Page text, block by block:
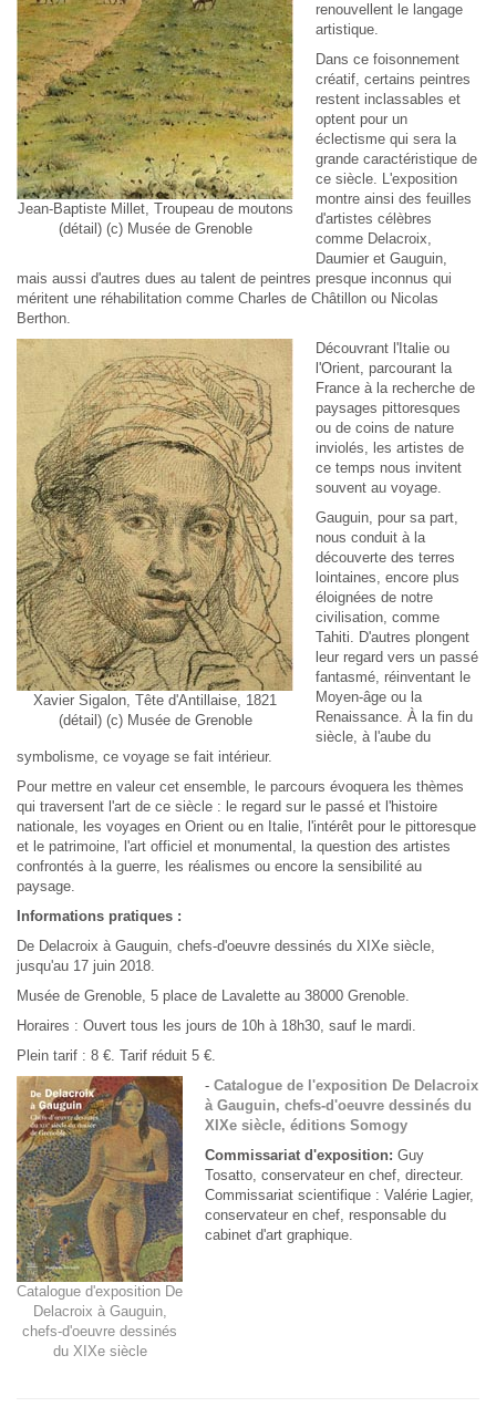
Jean-Baptiste Millet, Troupeau de moutons
(détail) (c) Musée de Grenoble
renouvellent le langage
artistique.
Dans ce foisonnement
créatif, certains peintres
restent inclassables et
optent pour un
éclectisme qui sera la
grande caractéristique de
ce siècle. L'exposition
montre ainsi des feuilles
d'artistes célèbres
comme Delacroix,
Daumier et Gauguin,
mais aussi d'autres dues au talent de peintres presque inconnus qui
méritent une réhabilitation comme Charles de Châtillon ou Nicolas
Berthon.
Xavier Sigalon, Tête d'Antillaise, 1821
(détail) (c) Musée de Grenoble
Découvrant l'Italie ou
l'Orient, parcourant la
France à la recherche de
paysages pittoresques
ou de coins de nature
inviolés, les artistes de
ce temps nous invitent
souvent au voyage.
Gauguin, pour sa part,
nous conduit à la
découverte des terres
lointaines, encore plus
éloignées de notre
civilisation, comme
Tahiti. D'autres plongent
leur regard vers un passé
fantasmé, réinventant le
Moyen-âge ou la
Renaissance. À la fin du
siècle, à l'aube du
symbolisme, ce voyage se fait intérieur.
Pour mettre en valeur cet ensemble, le parcours évoquera les thèmes
qui traversent l'art de ce siècle : le regard sur le passé et l'histoire
nationale, les voyages en Orient ou en Italie, l'intérêt pour le pittoresque
et le patrimoine, l'art officiel et monumental, la question des artistes
confrontés à la guerre, les réalismes ou encore la sensibilité au
paysage.
Informations pratiques :
De Delacroix à Gauguin, chefs-d'oeuvre dessinés du XIXe siècle,
jusqu'au 17 juin 2018.
Musée de Grenoble, 5 place de Lavalette au 38000 Grenoble.
Horaires : Ouvert tous les jours de 10h à 18h30, sauf le mardi.
Plein tarif : 8 €. Tarif réduit 5 €.
Catalogue d'exposition De
Delacroix à Gauguin,
chefs-d'oeuvre dessinés
du XIXe siècle
- Catalogue de l'exposition De Delacroix
à Gauguin, chefs-d'oeuvre dessinés du
XIXe siècle, éditions Somogy
Commissariat d'exposition: Guy
Tosatto, conservateur en chef, directeur.
Commissariat scientifique : Valérie Lagier,
conservateur en chef, responsable du
cabinet d'art graphique.